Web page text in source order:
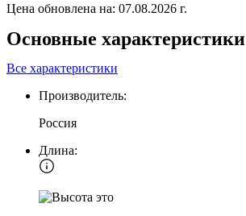
Цена обновлена на: 07.08.2026 г.
Основные характеристики
Все характеристики
Производитель:
Россия
Длина: